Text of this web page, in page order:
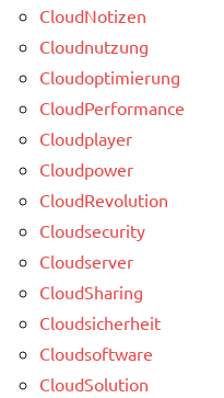
CloudNotizen
Cloudnutzung
Cloudoptimierung
CloudPerformance
Cloudplayer
Cloudpower
CloudRevolution
Cloudsecurity
Cloudserver
CloudSharing
Cloudsicherheit
Cloudsoftware
CloudSolution